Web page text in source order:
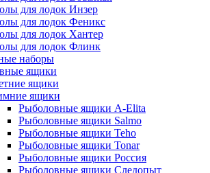
для лодок Инзер
для лодок Феникс
для лодок Хантер
для лодок Флинк
наборы
ящики
ящики
ящики
Рыболовные ящики A-Elita
Рыболовные ящики Salmo
Рыболовные ящики Teho
Рыболовные ящики Tonar
Рыболовные ящики Россия
Рыболовные ящики Следопыт